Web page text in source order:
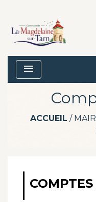
menu
ACCUEIL /